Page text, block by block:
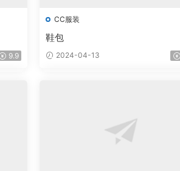
9.9
CC服装
鞋包
2024-04-13